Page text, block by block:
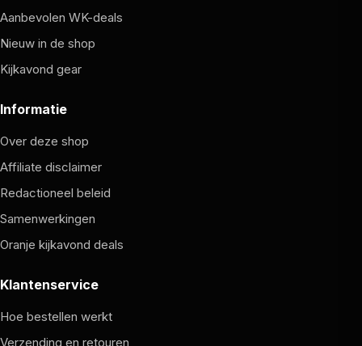
Aanbevolen WK-deals
Nieuw in de shop
Kijkavond gear
Informatie
Over deze shop
Affiliate disclaimer
Redactioneel beleid
Samenwerkingen
Oranje kijkavond deals
Klantenservice
Hoe bestellen werkt
Verzending en retouren